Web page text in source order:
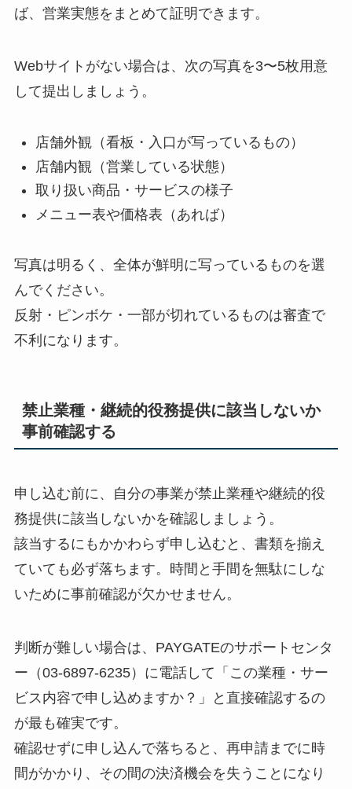
ば、営業実態をまとめて証明できます。
Webサイトがない場合は、次の写真を3〜5枚用意
して提出しましょう。
店舗外観（看板・入口が写っているもの）
店舗内観（営業している状態）
取り扱い商品・サービスの様子
メニュー表や価格表（あれば）
写真は明るく、全体が鮮明に写っているものを選
んでください。
反射・ピンボケ・一部が切れているものは審査で
不利になります。
禁止業種・継続的役務提供に該当しないか
事前確認する
申し込む前に、自分の事業が禁止業種や継続的役
務提供に該当しないかを確認しましょう。
該当するにもかかわらず申し込むと、書類を揃え
ていても必ず落ちます。時間と手間を無駄にしな
いために事前確認が欠かせません。
判断が難しい場合は、PAYGATEのサポートセンタ
ー（03-6897-6235）に電話して「この業種・サー
ビス内容で申し込めますか？」と直接確認するの
が最も確実です。
確認せずに申し込んで落ちると、再申請までに時
間がかかり、その間の決済機会を失うことになり